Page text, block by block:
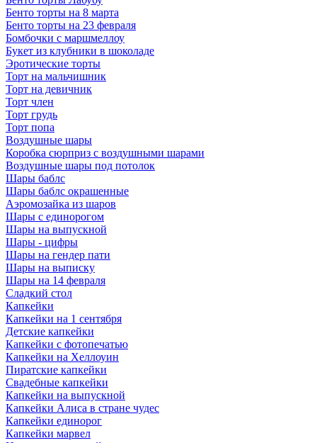
Бенто торты на 8 марта
Бенто торты на 23 февраля
Бомбочки с маршмеллоу
Букет из клубники в шоколаде
Эротические торты
Торт на мальчишник
Торт на девичник
Торт член
Торт грудь
Торт попа
Воздушные шары
Коробка сюрприз с воздушными шарами
Воздушные шары под потолок
Шары баблс
Шары баблс окрашенные
Аэромозайка из шаров
Шары с единорогом
Шары на выпускной
Шары - цифры
Шары на гендер пати
Шары на выписку
Шары на 14 февраля
Сладкий стол
Капкейки
Капкейки на 1 сентября
Детские капкейки
Капкейки с фотопечатью
Капкейки на Хеллоуин
Пиратские капкейки
Свадебные капкейки
Капкейки на выпускной
Капкейки Алиса в стране чудес
Капкейки единорог
Капкейки марвел